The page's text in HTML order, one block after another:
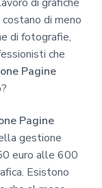
di meno
di fotografie,
che
Pagine
Pagine
gestione
euro alle 600
Esistono